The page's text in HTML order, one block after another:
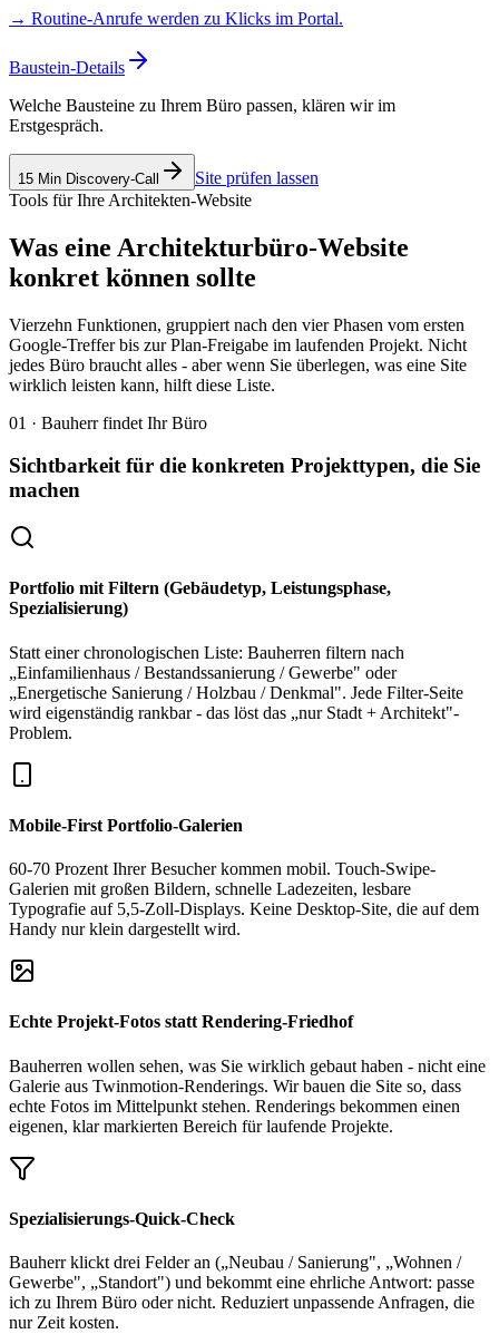
→ Routine-Anrufe werden zu Klicks im Portal.
Baustein-Details
Welche Bausteine zu Ihrem Büro passen, klären wir im
Erstgespräch.
15 Min Discovery-Call
Site prüfen lassen
Tools für Ihre Architekten-Website
Was eine Architekturbüro-Website
konkret können sollte
Vierzehn Funktionen, gruppiert nach den vier Phasen vom ersten
Google-Treffer bis zur Plan-Freigabe im laufenden Projekt. Nicht
jedes Büro braucht alles - aber wenn Sie überlegen, was eine Site
wirklich leisten kann, hilft diese Liste.
01 · Bauherr findet Ihr Büro
Sichtbarkeit für die konkreten Projekttypen, die Sie
machen
Portfolio mit Filtern (Gebäudetyp, Leistungsphase,
Spezialisierung)
Statt einer chronologischen Liste: Bauherren filtern nach
„Einfamilienhaus / Bestandssanierung / Gewerbe" oder
„Energetische Sanierung / Holzbau / Denkmal". Jede Filter-Seite
wird eigenständig rankbar - das löst das „nur Stadt + Architekt"-
Problem.
Mobile-First Portfolio-Galerien
60-70 Prozent Ihrer Besucher kommen mobil. Touch-Swipe-
Galerien mit großen Bildern, schnelle Ladezeiten, lesbare
Typografie auf 5,5-Zoll-Displays. Keine Desktop-Site, die auf dem
Handy nur klein dargestellt wird.
Echte Projekt-Fotos statt Rendering-Friedhof
Bauherren wollen sehen, was Sie wirklich gebaut haben - nicht eine
Galerie aus Twinmotion-Renderings. Wir bauen die Site so, dass
echte Fotos im Mittelpunkt stehen. Renderings bekommen einen
eigenen, klar markierten Bereich für laufende Projekte.
Spezialisierungs-Quick-Check
Bauherr klickt drei Felder an („Neubau / Sanierung", „Wohnen /
Gewerbe", „Standort") und bekommt eine ehrliche Antwort: passe
ich zu Ihrem Büro oder nicht. Reduziert unpassende Anfragen, die
nur Zeit kosten.